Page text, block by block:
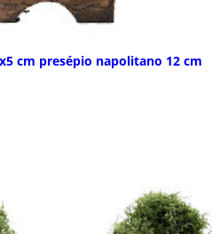
cm presépio napolitano 12 cm